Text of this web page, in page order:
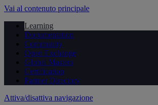
Vai al contenuto principale
Learning
Documentation
Community
Open Exchange
Global Masters
Certification
Partner Directory
Attiva/disattiva navigazione